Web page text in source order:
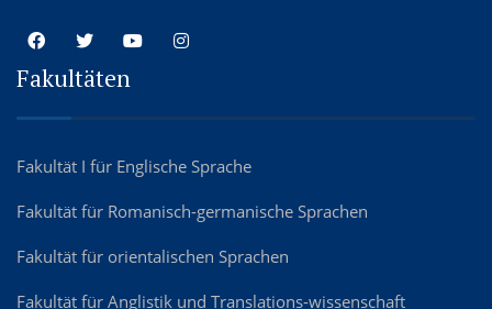
Fakultäten
Fakultät I für Englische Sprache
Fakultät für Romanisch-germanische Sprachen
Fakultät für orientalischen Sprachen
Fakultät für Anglistik und Translations-wissenschaft